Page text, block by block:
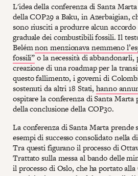
L'idea della conferenza di Santa
della COP29 a Baku, in Azerbaigian,
sono riusciti a produrre alcun
graduale dei combustibili fossili. Il
Belémnon menzionava nemmeno
fossili”o la necessità di
creazione di una roadmap per la
questo fallimento, i governi di
sostenuti da altri 18 Stati,hanno
ospitare la conferenza di Santa
della conclusione della COP30.
La conferenza di Santa Marta prende
esempi di successo consolidato nella
Tra questi figurano il processo di
Trattato sulla messa al bando delle
il processo di Oslo, che ha portato